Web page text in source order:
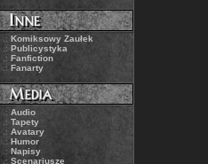
.: Komiksowy Zaułek
.: Publicystyka
.: Fanfiction
.:Fanarty
.: Audio
.: Tapety
.: Avatary
.:Humor
.: Napisy
.: Scenariusze